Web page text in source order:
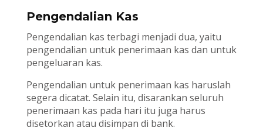
Pengendalian Kas
Pengendalian kas terbagi menjadi dua, yaitu
pengendalian untuk penerimaan kas dan untuk
pengeluaran kas.
Pengendalian untuk penerimaan kas haruslah
segera dicatat. Selain itu, disarankan seluruh
penerimaan kas pada hari itu juga harus
disetorkan atau disimpan di bank.